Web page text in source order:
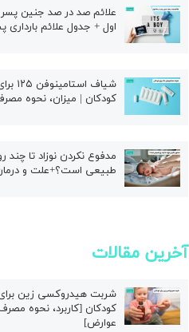
علائم صد در صد جنین پسر
اول + جدول علائم بارداری
شیاف استامینوفن
کودکان | میزان، نحوه
مدفوع نکردن نوزاد تا چند
طبیعی است؟+علت و
آخرین مقالات
شربت هیدروکسی زین
کودکان [کاربرد، نحوه
عوارض]